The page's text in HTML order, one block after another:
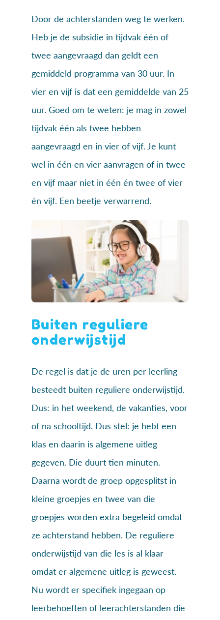
Door de achterstanden weg te werken.
Heb je de subsidie in tijdvak één of
twee aangevraagd dan geldt een
gemiddeld programma van 30 uur. In
vier en vijf is dat een gemiddelde van 25
uur. Goed om te weten: je mag in zowel
tijdvak één als twee hebben
aangevraagd en in vier of vijf. Je kunt
wel in één en vier aanvragen of in twee
en vijf maar niet in één én twee of vier
én vijf. Een beetje verwarrend.
Buiten reguliere
onderwijstijd
De regel is dat je de uren per leerling
besteedt buiten reguliere onderwijstijd.
Dus: in het weekend, de vakanties, voor
of na schooltijd. Dus stel: je hebt een
klas en daarin is algemene uitleg
gegeven. Die duurt tien minuten.
Daarna wordt de groep opgesplitst in
kleine groepjes en twee van die
groepjes worden extra begeleid omdat
ze achterstand hebben. De reguliere
onderwijstijd van die les is al klaar
omdat er algemene uitleg is geweest.
Nu wordt er specifiek ingegaan op
leerbehoeften of leerachterstanden die